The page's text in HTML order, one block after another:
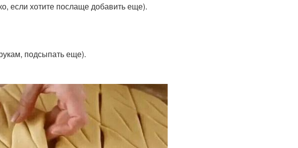
если хотите послаще добавить еще).
подсыпать еще).